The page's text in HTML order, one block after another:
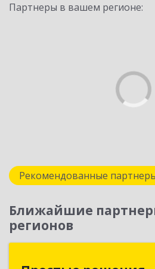
Партнеры в вашем регионе:
Рекомендованные
Ближайшие
регионов